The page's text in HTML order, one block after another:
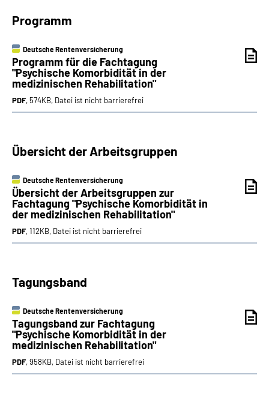
Programm
Deutsche Rentenversicherung
Programm für die Fachtagung
"Psychische Komorbidität in der
medizinischen Rehabilitation"
PDF, 574KB, Datei ist nicht barrierefrei
Übersicht der Arbeitsgruppen
Deutsche Rentenversicherung
Übersicht der Arbeitsgruppen zur
Fachtagung "Psychische Komorbidität in
der medizinischen Rehabilitation"
PDF, 112KB, Datei ist nicht barrierefrei
Tagungsband
Deutsche Rentenversicherung
Tagungsband zur Fachtagung
"Psychische Komorbidität in der
medizinischen Rehabilitation"
PDF, 958KB, Datei ist nicht barrierefrei